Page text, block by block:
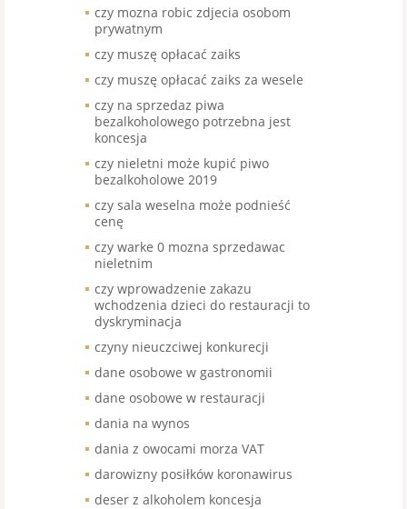
czy mozna robic zdjecia osobom
prywatnym
czy muszę opłacać zaiks
czy muszę opłacać zaiks za wesele
czy na sprzedaz piwa
bezalkoholowego potrzebna jest
koncesja
czy nieletni może kupić piwo
bezalkoholowe 2019
czy sala weselna może podnieść
cenę
czy warke 0 mozna sprzedawac
nieletnim
czy wprowadzenie zakazu
wchodzenia dzieci do restauracji to
dyskryminacja
czyny nieuczciwej konkurecji
dane osobowe w gastronomii
dane osobowe w restauracji
dania na wynos
dania z owocami morza VAT
darowizny posiłków koronawirus
deser z alkoholem koncesja